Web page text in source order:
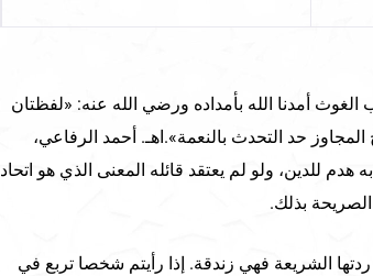
أمدنا الله بأمداده ورضي الله عنه: «لفظتان
حد التحدث بالنعمة».اهـ. أحمد الرفاعي،
هدم للدين، ولو لم يعتقد قائله المعنى الذي هو اتحاد
الصريحة بذلك.
الشريعة فهي زندقة. إذا رأيتم شخصا تربع في